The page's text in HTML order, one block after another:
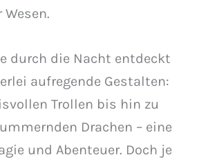
durch die Nacht entdeckt
aufregende Gestalten:
Trollen bis hin zu
Drachen – eine
und Abenteuer. Doch je